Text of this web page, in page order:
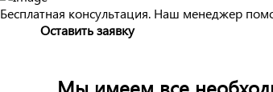
Бесплатная консультация. Наш менеджер
Оставить заявку